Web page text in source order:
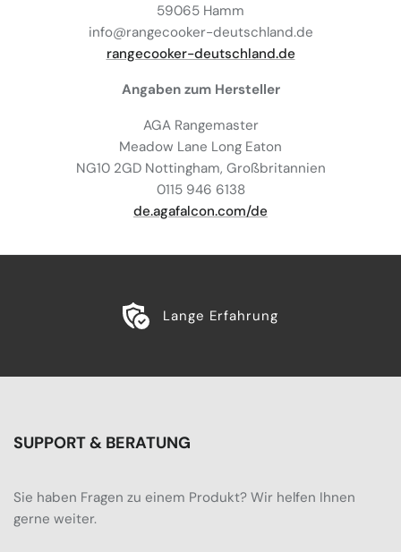
59065 Hamm
info@rangecooker-deutschland.de
rangecooker-deutschland.de
Angaben zum Hersteller
AGA Rangemaster
Meadow Lane Long Eaton
NG10 2GD Nottingham, Großbritannien
0115 946 6138
de.agafalcon.com/de
Lange Erfahrung
SUPPORT & BERATUNG
Sie haben Fragen zu einem Produkt? Wir helfen Ihnen
gerne weiter.